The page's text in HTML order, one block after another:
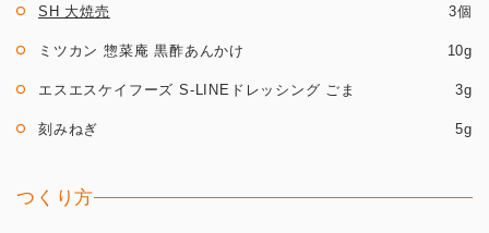
SH 大焼売 3個
ミツカン 惣菜庵 黒酢あんかけ 10g
エスエスケイフーズ S‐LINEドレッシング ごま 3g
刻みねぎ 5g
つくり方